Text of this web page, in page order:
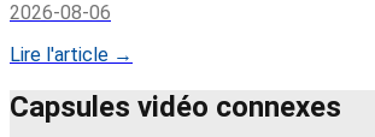
2026-08-06
Lire l'article →
Capsules vidéo connexes